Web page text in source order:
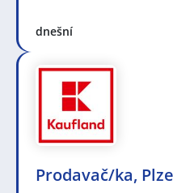
dnešní
Prodavač/ka,